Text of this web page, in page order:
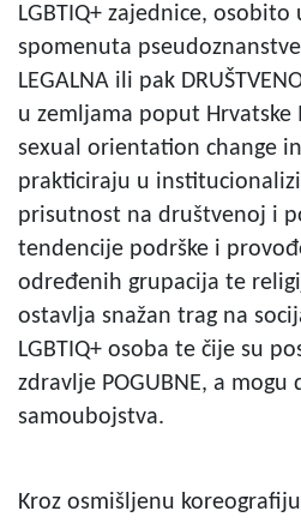
LGBTIQ+ zajednice,
spomenuta
LEGALNA ili pak
u zemljama poput Hrvatske
sexual orientation change
prakticiraju u
prisutnost na društvenoj i
tendencije podrške i
određenih grupacija te
ostavlja snažan trag na
LGBTIQ+ osoba te čije su
zdravlje POGUBNE, a mogu
samoubojstva.
Kroz osmišljenu